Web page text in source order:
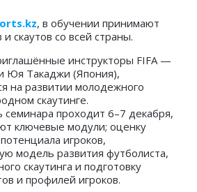
, в обучении принимают
скаутов со всей страны.
инструкторы FIFA —
Юя Такаджи (Япония),
на развитии молодежного
скаутинге.
семинара проходит 6–7 декабря,
ключевые модули; оценку
игроков,
модель развития футболиста,
скаутинга и подготовку
и профилей игроков.